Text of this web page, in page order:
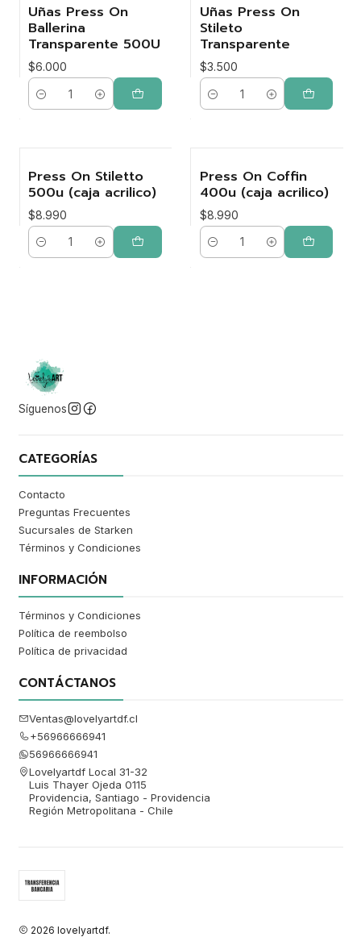
Uñas Press On
Ballerina
Transparente 500U
$6.000
Cantidad
Uñas Press On
Stileto
Transparente
$3.500
Cantidad
Press On Stiletto
500u (caja acrilico)
$8.990
Cantidad
Press On Coffin
400u (caja acrilico)
$8.990
Cantidad
Síguenos
CATEGORÍAS
Contacto
Preguntas Frecuentes
Sucursales de Starken
Términos y Condiciones
INFORMACIÓN
Términos y Condiciones
Política de reembolso
Política de privacidad
CONTÁCTANOS
Ventas@lovelyartdf.cl
+56966666941
56966666941
Lovelyartdf Local 31-32
Luis Thayer Ojeda 0115
Providencia, Santiago - Providencia
Región Metropolitana - Chile
2026 lovelyartdf.